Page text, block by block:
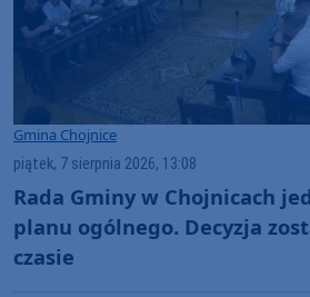
Gmina Chojnice
piątek, 7 sierpnia 2026, 13:08
Rada Gminy w Chojnicach
planu ogólnego. Decyzja
czasie